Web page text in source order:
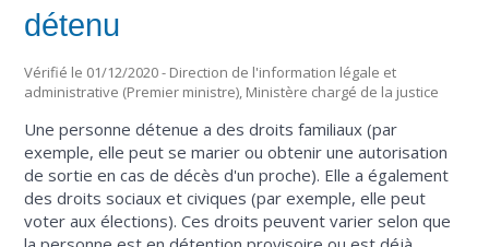
détenu
Vérifié le 01/12/2020 - Direction de l'information légale et
administrative (Premier ministre), Ministère chargé de la justice
Une personne détenue a des droits familiaux (par
exemple, elle peut se marier ou obtenir une autorisation
de sortie en cas de décès d'un proche). Elle a également
des droits sociaux et civiques (par exemple, elle peut
voter aux élections). Ces droits peuvent varier selon que